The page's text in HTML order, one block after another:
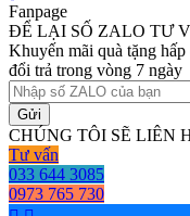
Fanpage
ĐỂ LẠI SỐ ZALO TƯ
Khuyến mãi quà tặng
đổi trả trong vòng 7 ngày
CHÚNG TÔI SẼ LIÊN
Tư vấn
033 644 3085
0973 765 730